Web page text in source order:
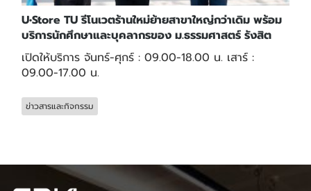
U•Store TU รีโนเวตร้านใหม่ย้ายสาขาใหญ่กว่าเดิม พร้อม
บริการนักศึกษาและบุคลากรของ ม.ธรรมศาสตร์ รังสิต
เปิดให้บริการ จันทร์-ศุกร์ : 09.00-18.00 น. เสาร์ :
09.00-17.00 น.
ข่าวสารและกิจกรรม